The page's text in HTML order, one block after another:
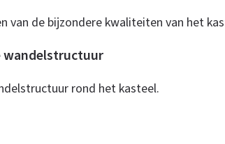
van de bijzondere kwaliteiten van het
wandelstructuur
rond het kasteel.